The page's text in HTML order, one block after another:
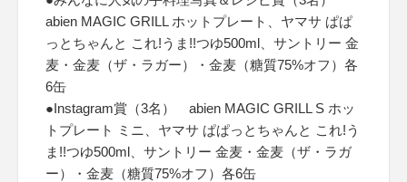
abien MAGIC GRILL ホットプレート、ヤマサ ぱぱ
っとちゃんと これ!うま!!つゆ500ml、サントリー 金
麦・金麦（ザ・ラガー）・金麦（糖質75%オフ）各
6缶
●Instagram賞（3名） abien MAGIC GRILL S ホッ
トプレート ミニ、ヤマサ ぱぱっとちゃんと これ!う
ま!!つゆ500ml、サントリー 金麦・金麦（ザ・ラガ
ー）・金麦（糖質75%オフ）各6缶